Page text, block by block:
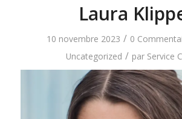
Laura
10 novembre 2023 / 0
Uncategorized / par Service